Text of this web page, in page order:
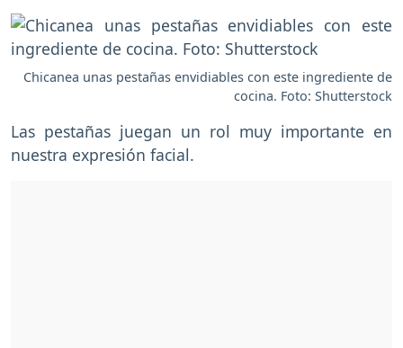
Chicanea unas pestañas envidiables con este ingrediente de
cocina. Foto: Shutterstock
Las pestañas juegan un rol muy importante en
nuestra expresión facial.